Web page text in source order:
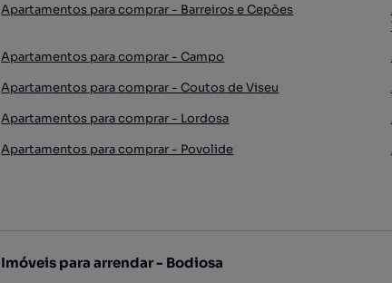
Apartamentos para comprar - Barreiros e Cepões
Apartamentos para comprar - Campo
Apartamentos para comprar - Coutos de Viseu
Apartamentos para comprar - Lordosa
Apartamentos para comprar - Povolide
Imóveis para arrendar - Bodiosa